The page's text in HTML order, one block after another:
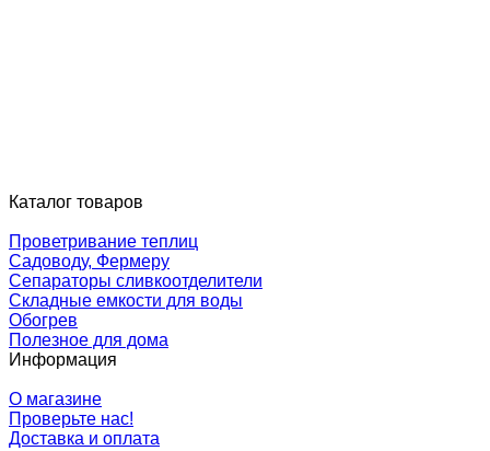
Каталог товаров
Проветривание теплиц
Садоводу, Фермеру
Сепараторы сливкоотделители
Складные емкости для воды
Обогрев
Полезное для дома
Информация
О магазине
Проверьте нас!
Доставка и оплата